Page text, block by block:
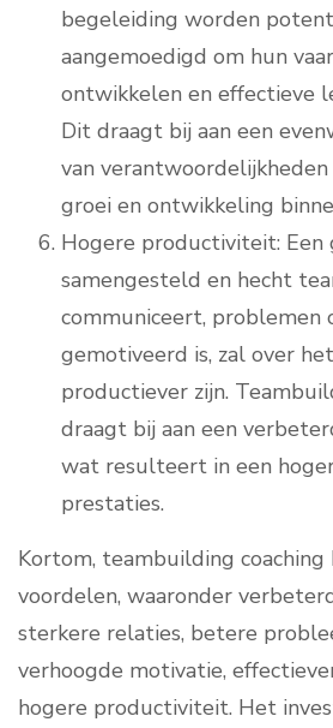
begeleiding worden
aangemoedigd om hun
ontwikkelen en effectieve
Dit draagt bij aan een
van
groei en ontwikkeling
Hogere productiviteit: Een
samengesteld en hecht
communiceert, problemen
gemotiveerd is, zal over
productiever zijn.
draagt bij aan een
wat resulteert in een
prestaties.
Kortom, teambuilding
voordelen, waaronder
sterkere relaties, betere
verhoogde motivatie,
hogere productiviteit. Het